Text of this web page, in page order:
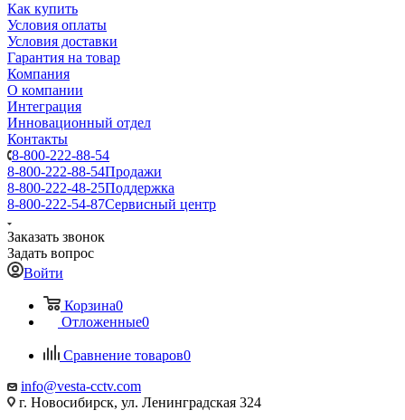
Как купить
Условия оплаты
Условия доставки
Гарантия на товар
Компания
О компании
Интеграция
Инновационный отдел
Контакты
8-800-222-88-54
8-800-222-88-54Продажи
8-800-222-48-25Поддержка
8-800-222-54-87Сервисный центр
Заказать звонок
Задать вопрос
Войти
Корзина0
Отложенные0
Сравнение товаров0
info@vesta-cctv.com
г. Новосибирск, ул. Ленинградская 324